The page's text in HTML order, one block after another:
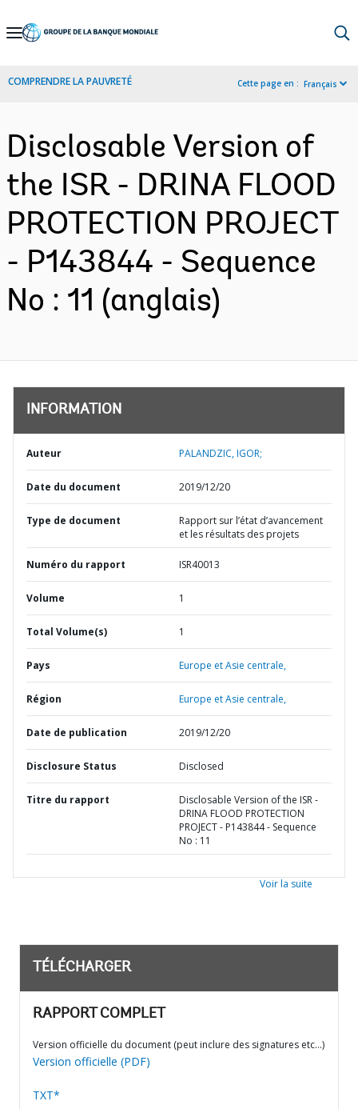
Skip
Navigation
COMPRENDRE LA PAUVRETÉ Cette page en : Français
Disclosable Version of
the ISR - DRINA FLOOD
PROTECTION PROJECT
- P143844 - Sequence
No : 11 (anglais)
INFORMATION
Auteur PALANDZIC, IGOR;
Date du document 2019/12/20
Type de document
Rapport sur l’état d’avancement
et les résultats des projets
Numéro du rapport ISR40013
Volume 1
Total Volume(s) 1
Pays Europe et Asie centrale,
Région Europe et Asie centrale,
Date de publication 2019/12/20
Disclosure Status Disclosed
Titre du rapport
Disclosable Version of the ISR -
DRINA FLOOD PROTECTION
PROJECT - P143844 - Sequence
No : 11
Voir la suite
TÉLÉCHARGER
RAPPORT COMPLET
Version officielle du document (peut inclure des signatures etc…)
Version officielle (PDF)
TXT*